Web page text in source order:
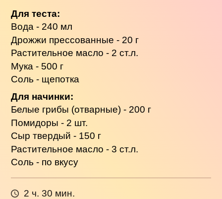
Для теста:
Вода - 240 мл
Дрожжи прессованные - 20 г
Растительное масло - 2 ст.л.
Мука - 500 г
Соль - щепотка
Для начинки:
Белые грибы (отварные) - 200 г
Помидоры - 2 шт.
Сыр твердый - 150 г
Растительное масло - 3 ст.л.
Соль - по вкусу
2 ч. 30 мин.